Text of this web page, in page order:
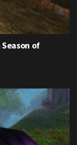
of